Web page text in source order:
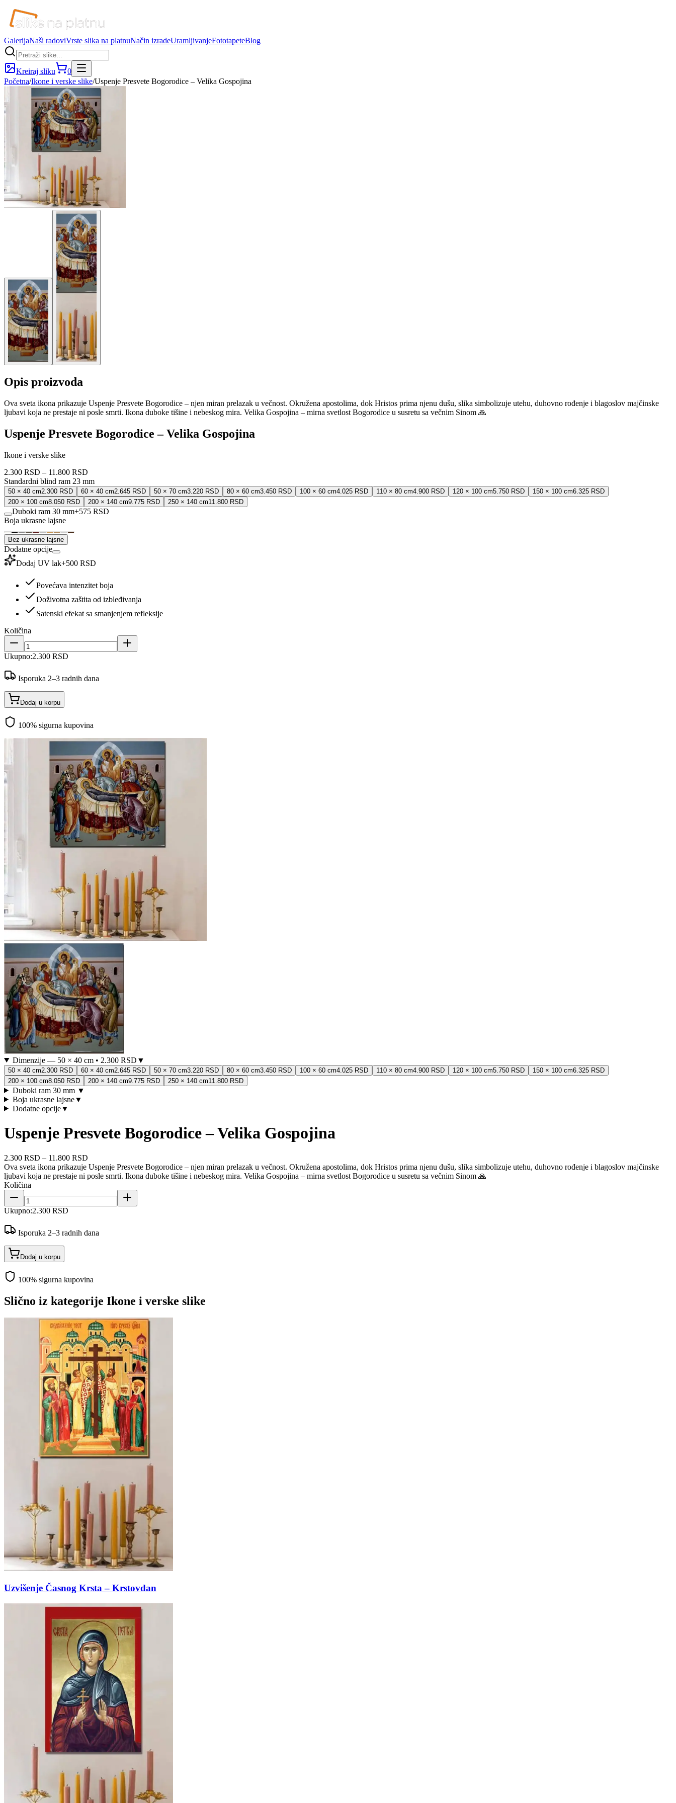
GalerijaNaši radoviVrste slika na platnuNačin izradeUramljivanjeFototapeteBlog
Kreiraj sliku
0
Početna/Ikone i verske slike/Uspenje Presvete Bogorodice – Velika Gospojina
Opis proizvoda
Ova sveta ikona prikazuje Uspenje Presvete Bogorodice – njen miran prelazak u večnost. Okružena apostolima, dok Hristos prima njenu dušu, slika simbolizuje utehu, duhovno rođenje i blagoslov majčinske
ljubavi koja ne prestaje ni posle smrti. Ikona duboke tišine i nebeskog mira. Velika Gospojina – mirna svetlost Bogorodice u susretu sa večnim Sinom 🙏
Uspenje Presvete Bogorodice – Velika Gospojina
Ikone i verske slike
2.300 RSD – 11.800 RSD
Standardni blind ram 23 mm
50 × 40 cm2.300 RSD 60 × 40 cm2.645 RSD 50 × 70 cm3.220 RSD 80 × 60 cm3.450 RSD 100 × 60 cm4.025 RSD 110 × 80 cm4.900 RSD 120 × 100 cm5.750 RSD 150 × 100 cm6.325 RSD
200 × 100 cm8.050 RSD 200 × 140 cm9.775 RSD 250 × 140 cm11.800 RSD
Duboki ram 30 mm+575 RSD
Boja ukrasne lajsne
Bez ukrasne lajsne
Dodatne opcije
Dodaj UV lak+500 RSD
Povećava intenzitet boja
Doživotna zaštita od izbleđivanja
Satenski efekat sa smanjenjem refleksije
Količina
Ukupno:2.300 RSD
Isporuka 2–3 radnih dana
Dodaj u korpu
100% sigurna kupovina
Dimenzije — 50 × 40 cm• 2.300 RSD ▼
50 × 40 cm2.300 RSD 60 × 40 cm2.645 RSD 50 × 70 cm3.220 RSD 80 × 60 cm3.450 RSD 100 × 60 cm4.025 RSD 110 × 80 cm4.900 RSD 120 × 100 cm5.750 RSD 150 × 100 cm6.325 RSD
200 × 100 cm8.050 RSD 200 × 140 cm9.775 RSD 250 × 140 cm11.800 RSD
Duboki ram 30 mm ▼
Boja ukrasne lajsne▼
Dodatne opcije▼
Uspenje Presvete Bogorodice – Velika Gospojina
2.300 RSD – 11.800 RSD
Ova sveta ikona prikazuje Uspenje Presvete Bogorodice – njen miran prelazak u večnost. Okružena apostolima, dok Hristos prima njenu dušu, slika simbolizuje utehu, duhovno rođenje i blagoslov majčinske
ljubavi koja ne prestaje ni posle smrti. Ikona duboke tišine i nebeskog mira. Velika Gospojina – mirna svetlost Bogorodice u susretu sa večnim Sinom 🙏
Količina
Ukupno:2.300 RSD
Isporuka 2–3 radnih dana
Dodaj u korpu
100% sigurna kupovina
Slično iz kategorije Ikone i verske slike
Uzvišenje Časnog Krsta – Krstovdan